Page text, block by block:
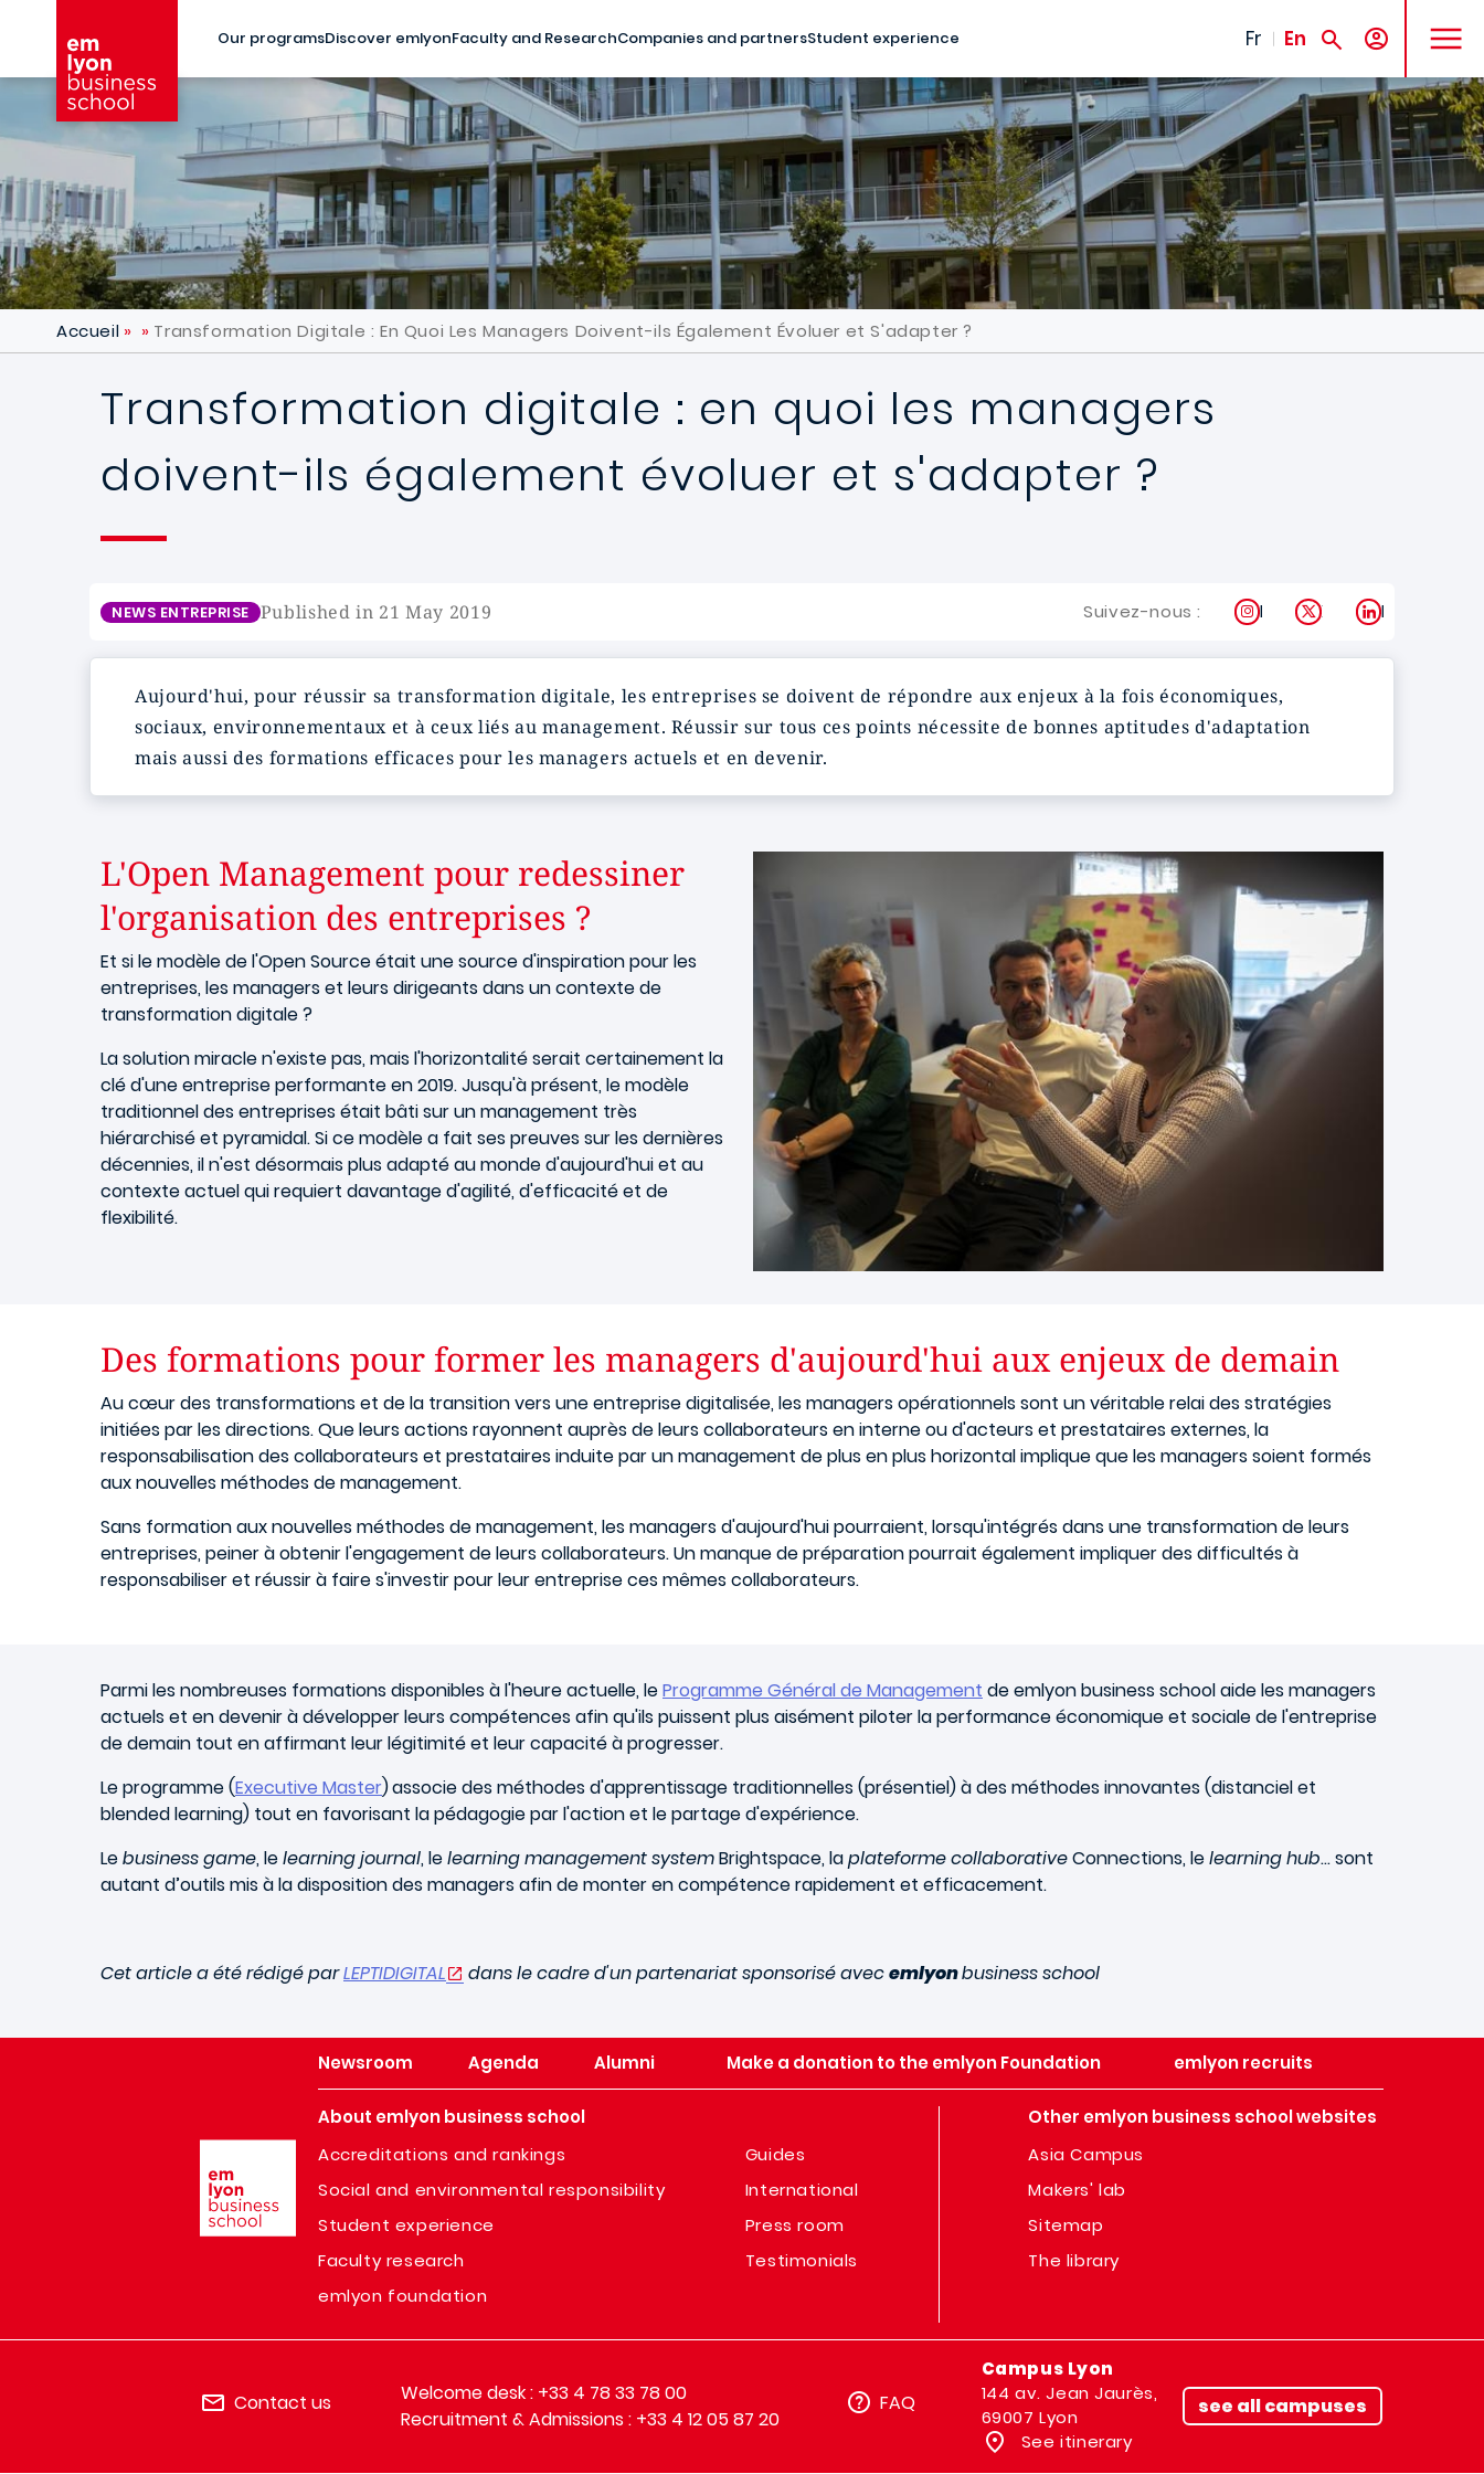
Our programsDiscover emlyonFaculty and ResearchCompanies and partnersStudent experience Fr En
MENU
Accueil Transformation Digitale : En Quoi Les Managers Doivent-ils Également Évoluer et S'adapter ?
Transformation digitale : en quoi les managers
doivent-ils également évoluer et s'adapter ?
NEWS ENTREPRISE Published in 21 May 2019 Suivez-nous : Instagram
X LinkedIn
Aujourd'hui, pour réussir sa transformation digitale, les entreprises se doivent de répondre aux enjeux à la fois économiques,
sociaux, environnementaux et à ceux liés au management. Réussir sur tous ces points nécessite de bonnes aptitudes d'adaptation
mais aussi des formations efficaces pour les managers actuels et en devenir.
L'Open Management pour redessiner
l'organisation des entreprises ?
Et si le modèle de l'Open Source était une source d'inspiration pour les
entreprises, les managers et leurs dirigeants dans un contexte de
transformation digitale ?
La solution miracle n'existe pas, mais l'horizontalité serait certainement la
clé d'une entreprise performante en 2019. Jusqu'à présent, le modèle
traditionnel des entreprises était bâti sur un management très
hiérarchisé et pyramidal. Si ce modèle a fait ses preuves sur les dernières
décennies, il n'est désormais plus adapté au monde d'aujourd'hui et au
contexte actuel qui requiert davantage d'agilité, d'efficacité et de
flexibilité.
Des formations pour former les managers d'aujourd'hui aux enjeux de demain
Au cœur des transformations et de la transition vers une entreprise digitalisée, les managers opérationnels sont un véritable relai des stratégies
initiées par les directions. Que leurs actions rayonnent auprès de leurs collaborateurs en interne ou d'acteurs et prestataires externes, la
responsabilisation des collaborateurs et prestataires induite par un management de plus en plus horizontal implique que les managers soient formés
aux nouvelles méthodes de management.
Sans formation aux nouvelles méthodes de management, les managers d'aujourd'hui pourraient, lorsqu'intégrés dans une transformation de leurs
entreprises, peiner à obtenir l'engagement de leurs collaborateurs. Un manque de préparation pourrait également impliquer des difficultés à
responsabiliser et réussir à faire s'investir pour leur entreprise ces mêmes collaborateurs.
Parmi les nombreuses formations disponibles à l'heure actuelle, leProgramme Général de Management de emlyon business school aide les managers
actuels et en devenir à développer leurs compétences afin qu'ils puissent plus aisément piloter la performance économique et sociale de l'entreprise
de demain tout en affirmant leur légitimité et leur capacité à progresser.
Le programme (Executive Master)associe des méthodes d'apprentissage traditionnelles (présentiel) à des méthodes innovantes (distanciel et
blended learning) tout en favorisant la pédagogie par l'action et le partage d'expérience.
Lebusiness game, lelearning journal, lelearning management systemBrightspace, laplateforme collaborativeConnections, lelearning hub... sont
autant d’outils mis à la disposition des managers afin de monter en compétence rapidement et efficacement.
Cet article a été rédigé parLEPTIDIGITAL dans le cadre d'un partenariat sponsorisé avecemlyonbusiness school
Newsroom Agenda Alumni Make a donation to the emlyon Foundation emlyon recruits
About emlyon business school
Accreditations and rankings
Social and environmental responsibility
Student experience
Faculty research
emlyon foundation
Guides
International
Press room
Testimonials
Other emlyon business school websites
Asia Campus
Makers' lab
Sitemap
The library
Contact us
Welcome desk : +33 4 78 33 78 00
Recruitment & Admissions : +33 4 12 05 87 20
FAQ
Campus Lyon
144 av. Jean Jaurès,
69007 Lyon
See itinerary
see all campuses